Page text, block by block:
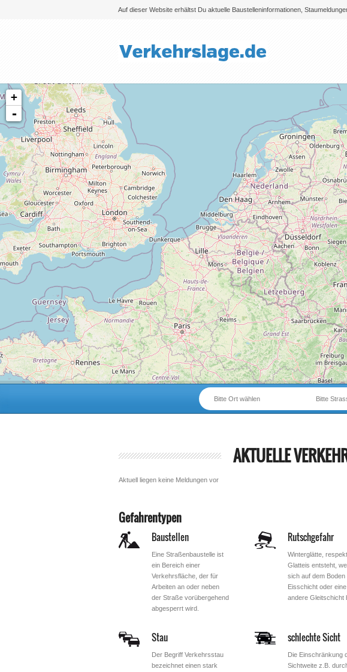
Auf dieser Website erhältst Du aktuelle Baustelleninformationen,
+
-
Bitte
Bitte Ort wählen
AKTUELLE
Aktuell liegen keine Meldungen vor
Gefahrentypen
Baustellen
Eine Straßenbaustelle ist
ein Bereich einer
Verkehrsfläche, der für
Arbeiten an oder neben
der Straße vorübergehend
abgesperrt wird.
Rutschgefahr
Winterglätte,
Glatteis entsteht,
sich auf dem Boden
Eisschicht oder eine
andere Gleitschicht
Stau
Der Begriff Verkehrsstau
bezeichnet einen stark
schlechte Sicht
Die Einschränkung
Sichtweite z.B.